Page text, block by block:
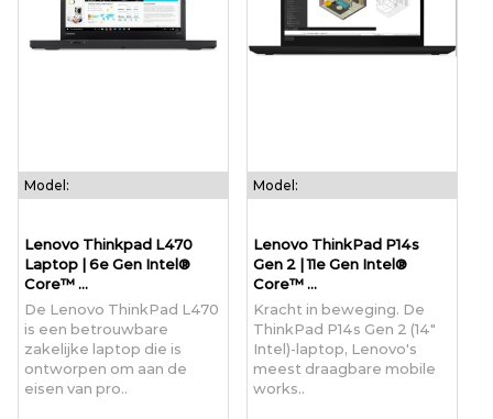
Model:
Lenovo Thinkpad L470
Laptop | 6e Gen Intel®
Core™ ...
De Lenovo ThinkPad L470
is een betrouwbare
zakelijke laptop die is
ontworpen om aan de
eisen van pro..
Model:
Lenovo ThinkPad P14s
Gen 2 | 11e Gen Intel®
Core™ ...
Kracht in beweging. De
ThinkPad P14s Gen 2 (14"
Intel)-laptop, Lenovo's
meest draagbare mobile
works..